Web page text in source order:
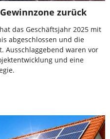
zurück
das Geschäftsjahr 2025 mit
abgeschlossen und die
Ausschlaggebend waren vor
und eine